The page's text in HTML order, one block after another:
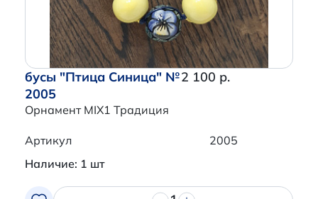
бусы "Птица Синица" №
2005
Орнамент MIX1 Традиция
2 100 р.
Артикул
2005
Наличие: 1 шт